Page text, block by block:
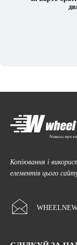
Копіювання і
елементів цього